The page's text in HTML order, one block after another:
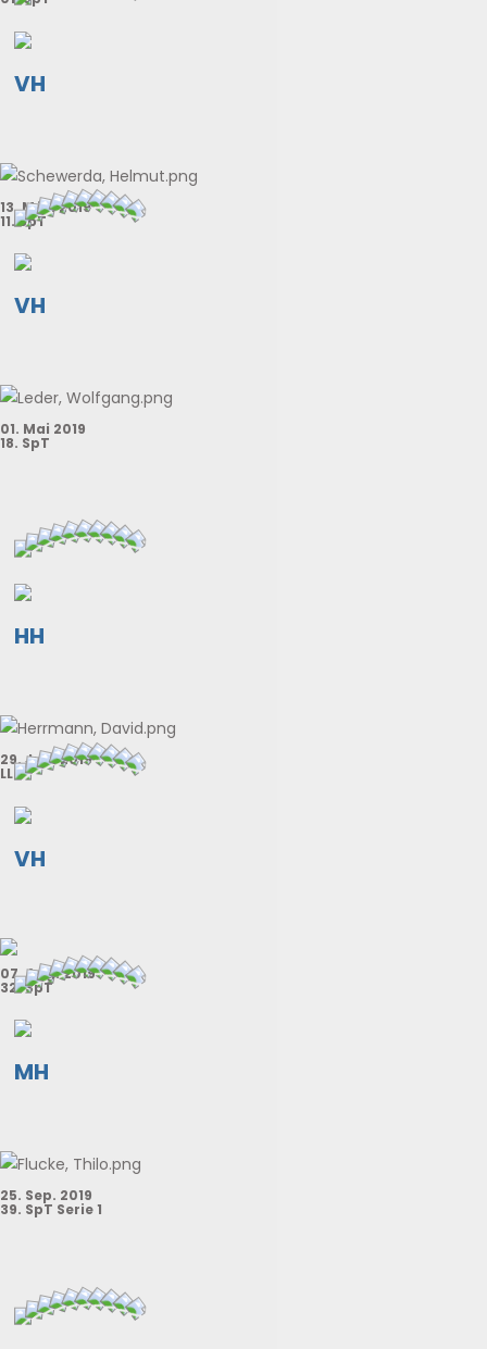
VH
13. Mär. 2019
11. SpT
VH
01. Mai 2019
18. SpT
HH
29. Jun. 2019
LL
VH
07. Aug. 2019
32. SpT
MH
25. Sep. 2019
39. SpT Serie 1